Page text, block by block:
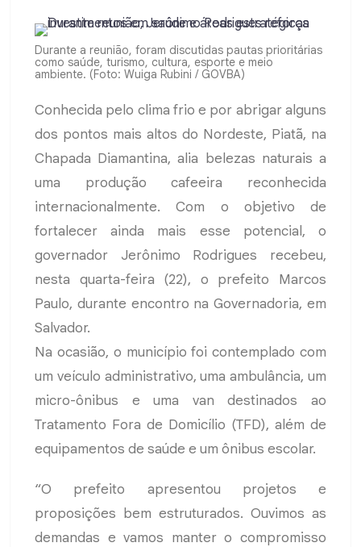
Durante a reunião, foram discutidas pautas prioritárias
como saúde, turismo, cultura, esporte e meio
ambiente. (Foto: Wuiga Rubini / GOVBA)
Conhecida pelo clima frio e por abrigar alguns
dos pontos mais altos do Nordeste, Piatã, na
Chapada Diamantina, alia belezas naturais a
uma produção cafeeira reconhecida
internacionalmente. Com o objetivo de
fortalecer ainda mais esse potencial, o
governador Jerônimo Rodrigues recebeu,
nesta quarta-feira (22), o prefeito Marcos
Paulo, durante encontro na Governadoria, em
Salvador.
Na ocasião, o município foi contemplado com
um veículo administrativo, uma ambulância, um
micro-ônibus e uma van destinados ao
Tratamento Fora de Domicílio (TFD), além de
equipamentos de saúde e um ônibus escolar.
“O prefeito apresentou projetos e
proposições bem estruturados. Ouvimos as
demandas e vamos manter o compromisso